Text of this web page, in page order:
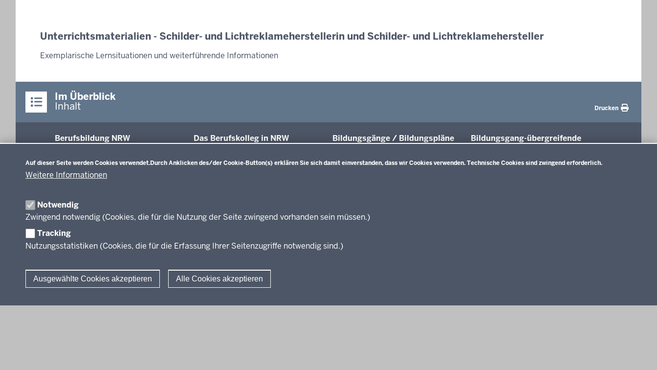
Auf dieser Seite werden Cookies verwendet.Durch Anklicken des/der Cookie-Button(s) erklären Sie sich damit einverstanden, dass wir Cookies verwenden. Technische Cookies sind zwingend erforderlich.
Weitere Informationen
Notwendig
Zwingend notwendig (Cookies, die für die Nutzung der Seite zwingend vorhanden sein müssen.)
Tracking
Nutzungsstatistiken (Cookies, die für die Erfassung Ihrer Seitenzugriffe notwendig sind.)
Ausgewählte Cookies akzeptieren Alle Cookies akzeptieren
Unterrichtsmaterialien - Schilder- und Lichtreklameherstellerin und Schilder- und Lichtreklamehersteller
Exemplarische Lernsituationen und weiterführende Informationen
Im Überblick
Inhalt Drucken
Berufsbildung NRW Das Berufskolleg in NRW
Fachkräfte von morgen
Weiterführende Links
Bildungsgänge / Bildungspläne
Bildungspläne Ausbildungsvorbereitung
Fachoberschule (Anlage C)
Bildungspläne Berufliches Gymnasium und
Bildungspläne Fachschule (Anlage E)
Bildungsgang-übergreifende
Unterricht
© 2026 Berufsbildung